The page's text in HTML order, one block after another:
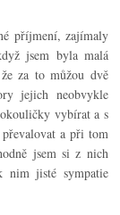
příjmení, zajímaly
jsem byla malá
za to můžou dvě
jejich neobvykle
vybírat a s
a při tom
jsem si z nich
nim jisté sympatie